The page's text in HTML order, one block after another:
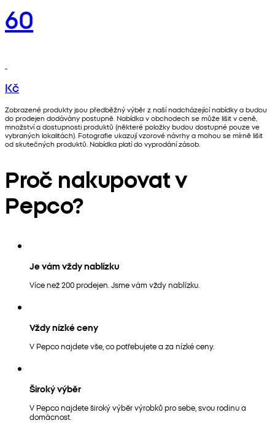
60
Kč
Zobrazené produkty jsou předběžný výběr z naší nadcházející nabídky a budou
do prodejen dodávány postupně. Nabídka v obchodech se může lišit v ceně,
množství a dostupnosti produktů (některé položky budou dostupné pouze ve
vybraných lokalitách). Fotografie ukazují vzorové návrhy a mohou se mírně lišit
od skutečných produktů. Nabídka platí do vyprodání zásob.
Proč nakupovat v
Pepco?
Je vám vždy nablízku
Více než 200 prodejen. Jsme vám vždy nablízku.
Vždy nízké ceny
V Pepco najdete vše, co potřebujete a za nízké ceny.
Široký výběr
V Pepco najdete široký výběr výrobků pro sebe, svou rodinu a
domácnost.